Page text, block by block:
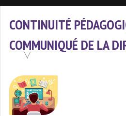
CONTINUITÉ
COMMUNIQUÉ DE LA